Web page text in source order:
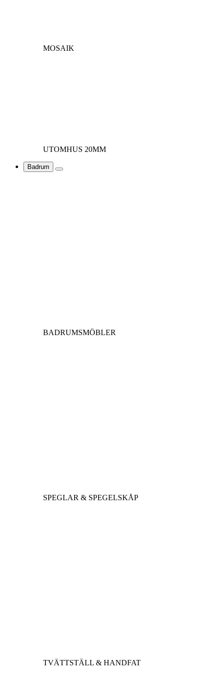
MOSAIK
UTOMHUS 20MM
Badrum
BADRUMSMÖBLER
SPEGLAR & SPEGELSKÅP
TVÄTTSTÄLL & HANDFAT